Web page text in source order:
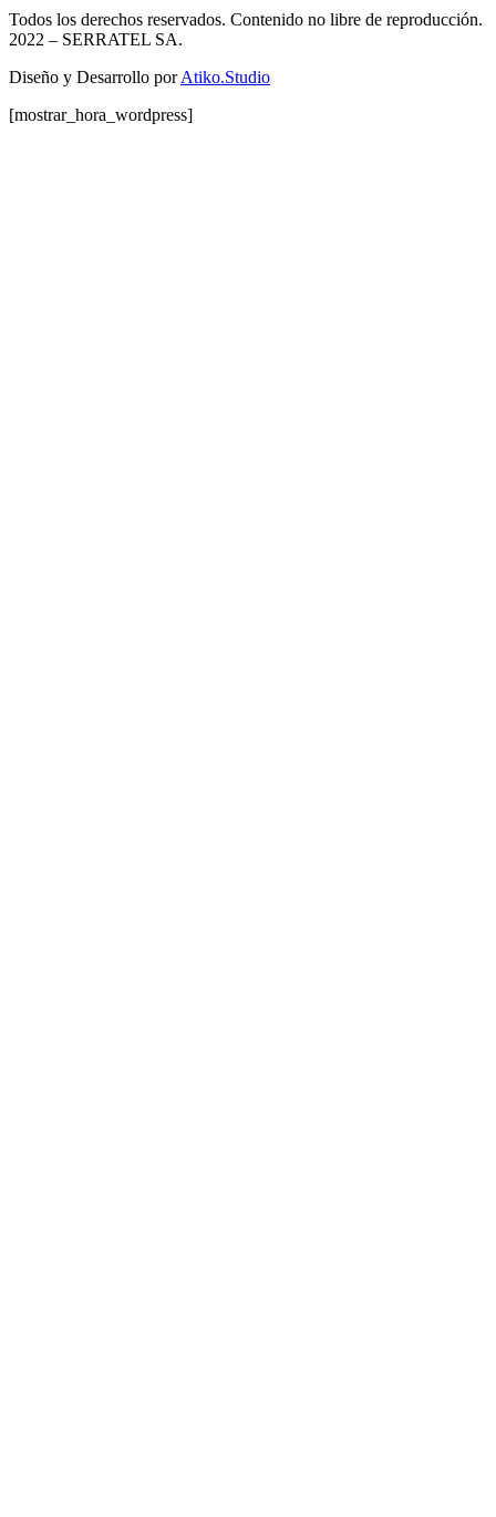
Todos los derechos reservados. Contenido no libre de reproducción.
2022 – SERRATEL SA.
Diseño y Desarrollo porAtiko.Studio
[mostrar_hora_wordpress]